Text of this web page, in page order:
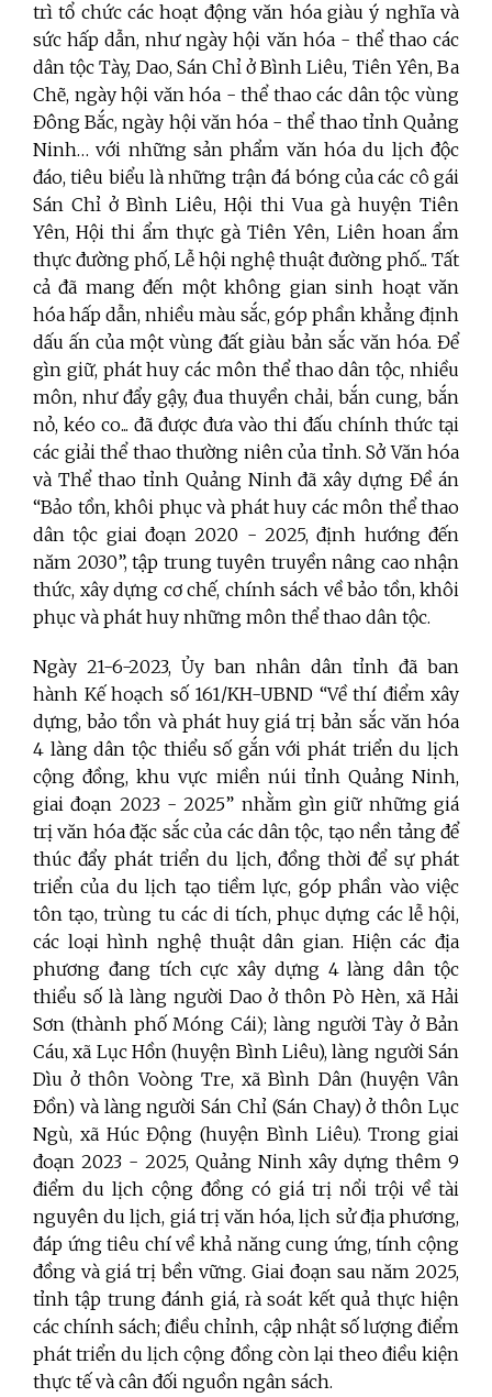
trì tổ chức các hoạt động văn hóa giàu ý nghĩa và
sức hấp dẫn, như ngày hội văn hóa - thể thao các
dân tộc Tày, Dao, Sán Chỉ ở Bình Liêu, Tiên Yên, Ba
Chẽ, ngày hội văn hóa - thể thao các dân tộc vùng
Đông Bắc, ngày hội văn hóa - thể thao tỉnh Quảng
Ninh… với những sản phẩm văn hóa du lịch độc
đáo, tiêu biểu là những trận đá bóng của các cô gái
Sán Chỉ ở Bình Liêu, Hội thi Vua gà huyện Tiên
Yên, Hội thi ẩm thực gà Tiên Yên, Liên hoan ẩm
thực đường phố, Lễ hội nghệ thuật đường phố... Tất
cả đã mang đến một không gian sinh hoạt văn
hóa hấp dẫn, nhiều màu sắc, góp phần khẳng định
dấu ấn của một vùng đất giàu bản sắc văn hóa. Để
gìn giữ, phát huy các môn thể thao dân tộc, nhiều
môn, như đẩy gậy, đua thuyền chải, bắn cung, bắn
nỏ, kéo co... đã được đưa vào thi đấu chính thức tại
các giải thể thao thường niên của tỉnh. Sở Văn hóa
và Thể thao tỉnh Quảng Ninh đã xây dựng Đề án
“Bảo tồn, khôi phục và phát huy các môn thể thao
dân tộc giai đoạn 2020 - 2025, định hướng đến
năm 2030”, tập trung tuyên truyền nâng cao nhận
thức, xây dựng cơ chế, chính sách về bảo tồn, khôi
phục và phát huy những môn thể thao dân tộc.
Ngày 21-6-2023, Ủy ban nhân dân tỉnh đã ban
hành Kế hoạch số 161/KH-UBND “Về thí điểm xây
dựng, bảo tồn và phát huy giá trị bản sắc văn hóa
4 làng dân tộc thiểu số gắn với phát triển du lịch
cộng đồng, khu vực miền núi tỉnh Quảng Ninh,
giai đoạn 2023 - 2025” nhằm gìn giữ những giá
trị văn hóa đặc sắc của các dân tộc, tạo nền tảng để
thúc đẩy phát triển du lịch, đồng thời để sự phát
triển của du lịch tạo tiềm lực, góp phần vào việc
tôn tạo, trùng tu các di tích, phục dựng các lễ hội,
các loại hình nghệ thuật dân gian. Hiện các địa
phương đang tích cực xây dựng 4 làng dân tộc
thiểu số là làng người Dao ở thôn Pò Hèn, xã Hải
Sơn (thành phố Móng Cái); làng người Tày ở Bản
Cáu, xã Lục Hồn (huyện Bình Liêu), làng người Sán
Dìu ở thôn Voòng Tre, xã Bình Dân (huyện Vân
Đồn) và làng người Sán Chỉ (Sán Chay) ở thôn Lục
Ngù, xã Húc Động (huyện Bình Liêu). Trong giai
đoạn 2023 - 2025, Quảng Ninh xây dựng thêm 9
điểm du lịch cộng đồng có giá trị nổi trội về tài
nguyên du lịch, giá trị văn hóa, lịch sử địa phương,
đáp ứng tiêu chí về khả năng cung ứng, tính cộng
đồng và giá trị bền vững. Giai đoạn sau năm 2025,
tỉnh tập trung đánh giá, rà soát kết quả thực hiện
các chính sách; điều chỉnh, cập nhật số lượng điểm
phát triển du lịch cộng đồng còn lại theo điều kiện
thực tế và cân đối nguồn ngân sách.